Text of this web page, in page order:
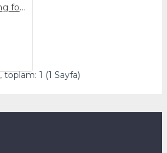
Three Anatolian Song for Guitar - Gitar için 3 Türkü
toplam: 1 (1 Sayfa)